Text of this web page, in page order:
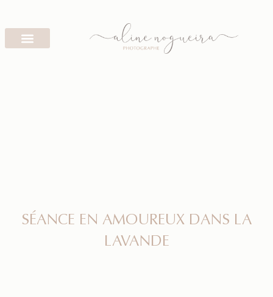
SÉANCE EN AMOUREUX DANS LA
LAVANDE